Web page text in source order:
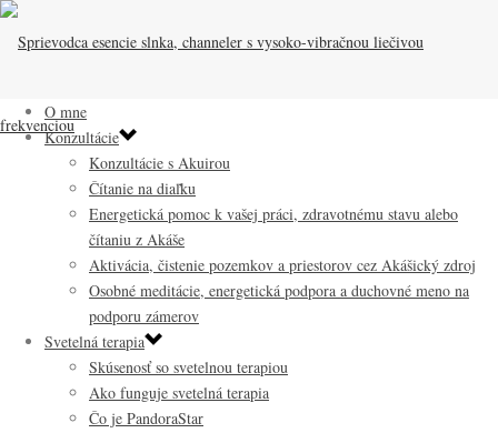
O mne
Konzultácie
Konzultácie s Akuirou
Čítanie na diaľku
Energetická pomoc k vašej práci, zdravotnému stavu alebo
čítaniu z Akáše
Aktivácia, čistenie pozemkov a priestorov cez Akášický zdroj
Osobné meditácie, energetická podpora a duchovné meno na
podporu zámerov
Svetelná terapia
Skúsenosť so svetelnou terapiou
Ako funguje svetelná terapia
Čo je PandoraStar